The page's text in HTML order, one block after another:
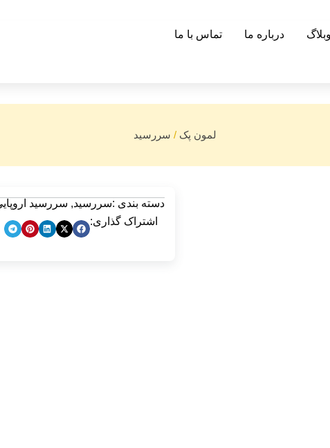
وبلاگ درباره ما تماس با ما
لمون پک / سررسید
دسته بندی :سررسید, سررسید
اشتراک گذاری: